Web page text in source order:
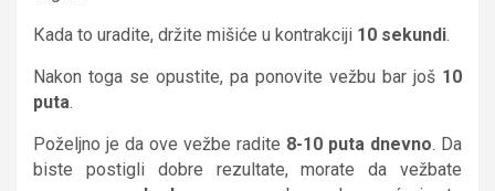
Кada to uradite, držite mišiće u kontrakciji 10 sekundi.
Nakon toga se opustite, pa ponovite vežbu bar još 10
puta.
Poželjno je da ove vežbe radite 8-10 puta dnevno. Da
biste postigli dobre rezultate, morate da vežbate